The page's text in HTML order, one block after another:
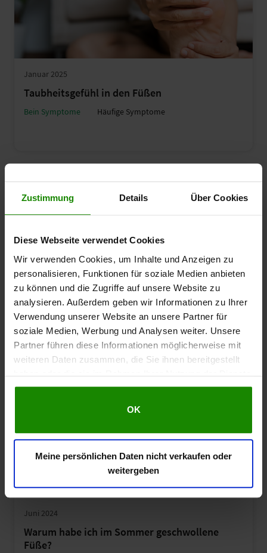
Zustimmung Details Über Cookies
Diese Webseite verwendet Cookies
Wir verwenden Cookies, um Inhalte und Anzeigen zu
personalisieren, Funktionen für soziale Medien anbieten
zu können und die Zugriffe auf unsere Website zu
analysieren. Außerdem geben wir Informationen zu Ihrer
Verwendung unserer Website an unsere Partner für
soziale Medien, Werbung und Analysen weiter. Unsere
Partner führen diese Informationen möglicherweise mit
weiteren Daten zusammen, die Sie ihnen bereitgestellt
haben oder die sie im Rahmen Ihrer Nutzung der Dienste
gesammelt haben.
OK
Meine persönlichen Daten nicht verkaufen oder
weitergeben
Januar 2025
Taubheitsgefühl in den Füßen
Bein Symptome Häufige Symptome
Juli 2024
Knieschmerzen und Arthrose
Bein Symptome Häufige Symptome
Juni 2024
Warum habe ich im Sommer geschwollene
Füße?